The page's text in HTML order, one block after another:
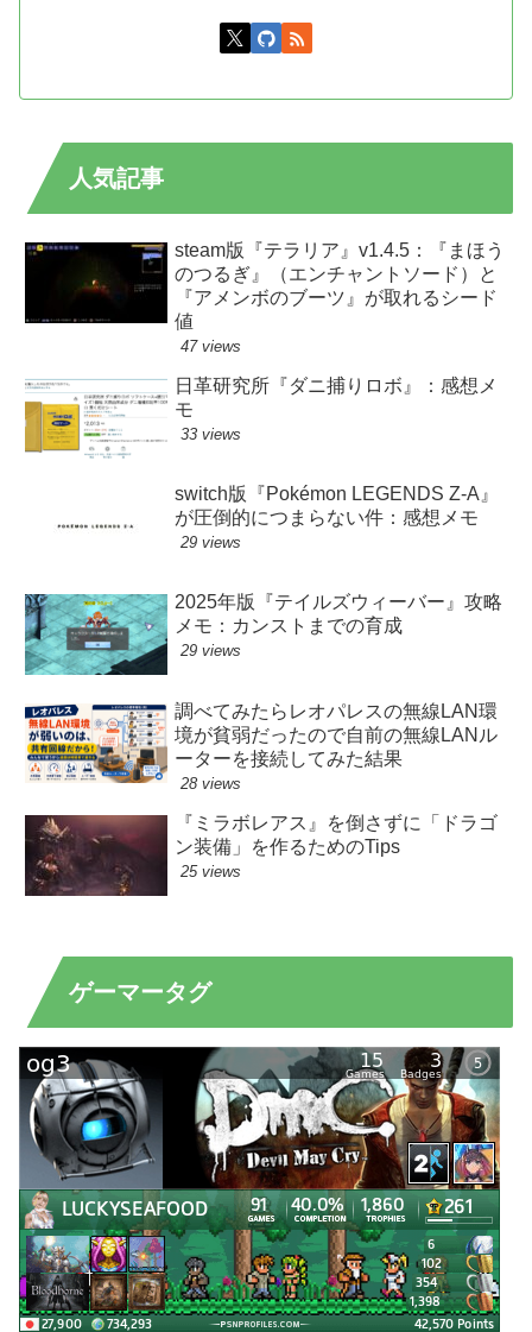
人気記事
steam版『テラリア』v1.4.5：『まほう
のつるぎ』（エンチャントソード）と
『アメンボのブーツ』が取れるシード
値
47 views
日革研究所『ダニ捕りロボ』：感想メ
モ
33 views
switch版『Pokémon LEGENDS Z-A』
が圧倒的につまらない件：感想メモ
29 views
2025年版『テイルズウィーバー』攻略
メモ：カンストまでの育成
29 views
調べてみたらレオパレスの無線LAN環
境が貧弱だったので自前の無線LANル
ーターを接続してみた結果
28 views
『ミラボレアス』を倒さずに「ドラゴ
ン装備」を作るためのTips
25 views
ゲーマータグ